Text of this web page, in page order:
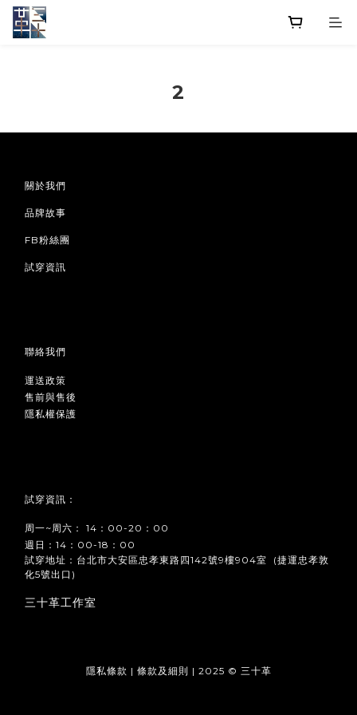
2
關於我們
品牌故事
FB粉絲團
試穿資訊
聯絡我們
運送政策
售前與售後
隱私權保護
試穿資訊：
周一~周六： 14：00-20：00
週日：14：00-18：00
試穿地址：台北市大安區忠孝東路四142號9樓904室 (捷運忠孝敦
化5號出口)
三十革工作室
隱私條款 | 條款及細則 | 2025 © 三十革